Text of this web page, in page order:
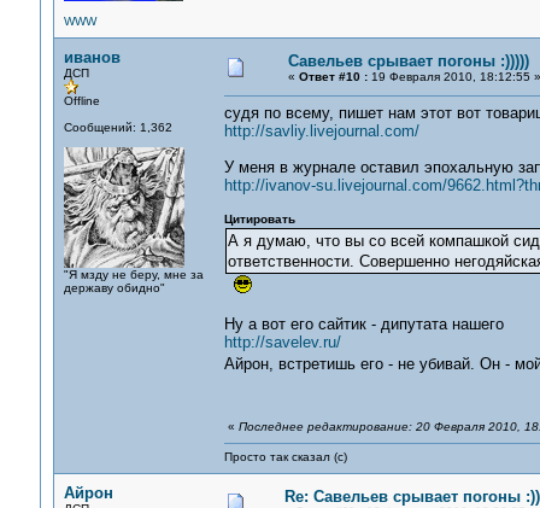
WWW
иванов
ДСП
Offline
Сообщений: 1,362
"Я мзду не беру, мне за
державу обидно"
Савельев срывает погоны :)))))
« Ответ #10 :19 Февраля 2010, 18:12:55 »
судя по всему, пишет нам этот вот
http://savliy.livejournal.com/
У меня в журнале оставил эпохальную
http://ivanov-su.livejournal.com/
Цитировать
А я думаю, что вы со всей компашкой
ответственности. Совершенно
Ну а вот его сайтик - дипутата нашего
http://savelev.ru/
Айрон, встретишь его - не убивай. Он -
« Последнее редактирование: 20 Февраля 2010,
Просто так сказал (с)
Айрон Re: Савельев срывает погоны